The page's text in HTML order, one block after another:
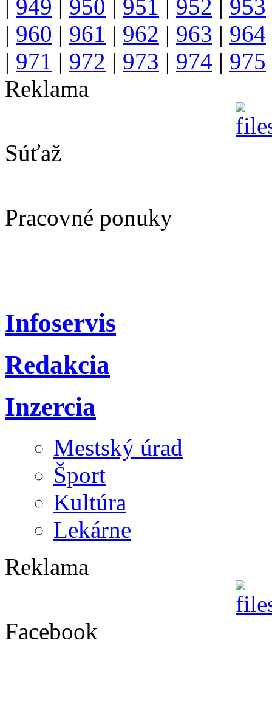
949 950 951 952 953
| 960 | 961 | 962 | 963 | 964
| 971 | 972 | 973 | 974 | 975
Reklama
Súťaž
Pracovné ponuky
Infoservis
Redakcia
Inzercia
Mestský úrad
Šport
Kultúra
Lekárne
Reklama
Facebook